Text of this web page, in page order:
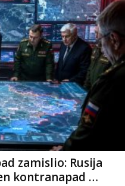
zamislio: Rusija
kontranapad …